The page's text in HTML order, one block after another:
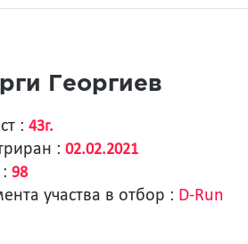
Георгиев
: 43г.
: 02.02.2021
98
участва в отбор : D-Run